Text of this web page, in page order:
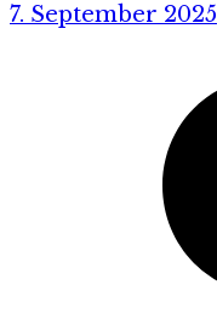
7. September 2025